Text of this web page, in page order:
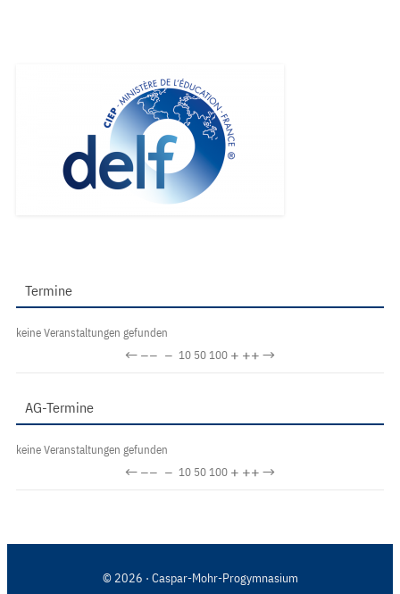
Termine
keine Veranstaltungen gefunden
←−− − 10 50100 + ++→
AG-Termine
keine Veranstaltungen gefunden
←−− − 10 50100 + ++→
© 2026 · Caspar-Mohr-Progymnasium